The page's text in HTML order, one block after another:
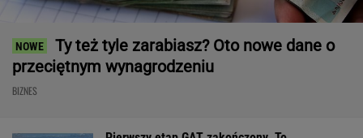
Ty też tyle zarabiasz? Oto nowe dane o
przeciętnym wynagrodzeniu
BIZNES